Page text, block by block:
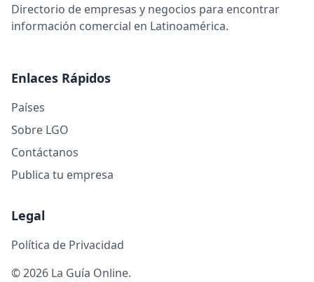
Directorio de empresas y negocios para encontrar
información comercial en Latinoamérica.
Enlaces Rápidos
Países
Sobre LGO
Contáctanos
Publica tu empresa
Legal
Política de Privacidad
© 2026 La Guía Online.